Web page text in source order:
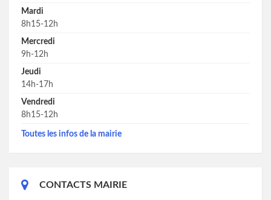
Mardi
8h15-12h
Mercredi
9h-12h
Jeudi
14h-17h
Vendredi
8h15-12h
Toutes les infos de la mairie
CONTACTS MAIRIE